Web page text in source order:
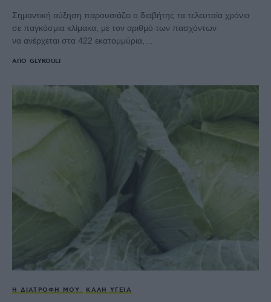
Σημαντική αύξηση παρουσιάζει ο διαβήτης τα τελευταία χρόνια
σε παγκόσμια κλίμακα, με τον αριθμό των πασχόντων
να ανέρχεται στα 422 εκατομμύρια,…
ΑΠΌ GLYKOULI
Η ΔΙΑΤΡΟΦΉ ΜΟΥ ΚΑΛΉ ΥΓΕΊΑ